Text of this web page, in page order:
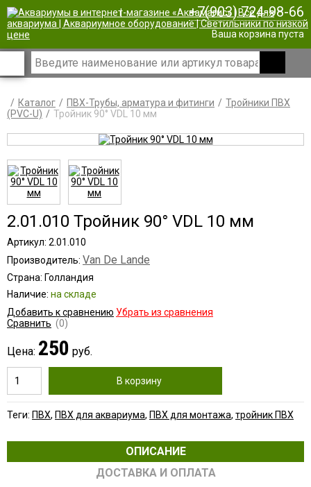
| +7(903) 724-98-66
Ваша корзина пуста
Каталог ПВХ-Трубы, арматура и фитинги
Тройники ПВХ
(PVC-U)
Тройник 90° VDL 10 мм
2.01.010 Тройник 90° VDL 10 мм
Артикул: 2.01.010
Производитель: Van De Lande
Страна: Голландия
Наличие: на складе
Добавить к сравнению Убрать из сравнения
Сравнить (0)
Цена: 250 руб.
В корзину
Теги: ПВХ, ПВХ для аквариума, ПВХ для монтажа, тройник ПВХ
ОПИСАНИЕ
ДОСТАВКА И ОПЛАТА